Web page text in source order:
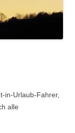
in-Urlaub-Fahrer,
alle